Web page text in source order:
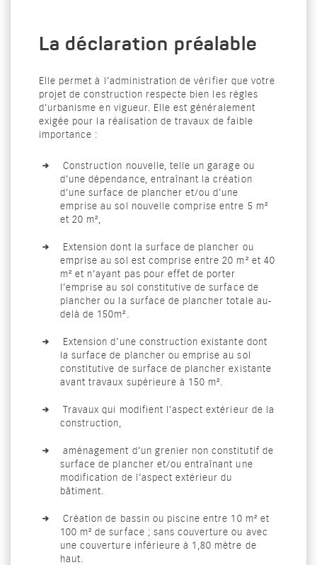
La déclaration préalable
Elle permet à l’administration de vérifier que votre
projet de construction respecte bien les règles
d’urbanisme en vigueur. Elle est généralement
exigée pour la réalisation de travaux de faible
importance :
Construction nouvelle, telle un garage ou
d’une dépendance, entraînant la création
d’une surface de plancher et/ou d’une
emprise au sol nouvelle comprise entre 5 m²
et 20 m²,
Extension dont la surface de plancher ou
emprise au sol est comprise entre 20 m² et 40
m² et n’ayant pas pour effet de porter
l’emprise au sol constitutive de surface de
plancher ou la surface de plancher totale au-
delà de 150m².
Extension d’une construction existante dont
la surface de plancher ou emprise au sol
constitutive de surface de plancher existante
avant travaux supérieure à 150 m².
Travaux qui modifient l’aspect extérieur de la
construction,
aménagement d’un grenier non constitutif de
surface de plancher et/ou entraînant une
modification de l’aspect extérieur du
bâtiment.
Création de bassin ou piscine entre 10 m² et
100 m² de surface ; sans couverture ou avec
une couverture inférieure à 1,80 mètre de
haut.